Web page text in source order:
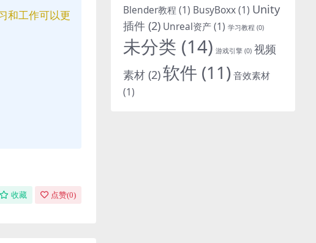
和工作可以更
收藏 点赞(0)
Blender教程 (1) BusyBoxx(1) Unity
插件 (2) Unreal资产(1) 学习教程 (0)
未分类 (14) 游戏引擎 (0) 视频
素材 (2)软件 (11)音效素材
(1)